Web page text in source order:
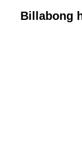
Billabong